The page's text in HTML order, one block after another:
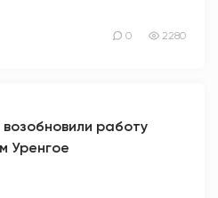
0 2280
работу
Уренгое